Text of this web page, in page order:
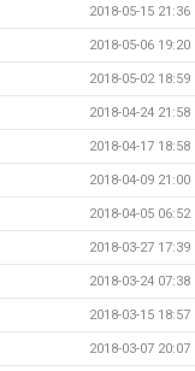
2018-05-15 21:36
2018-05-06 19:20
2018-05-02 18:59
2018-04-24 21:58
2018-04-17 18:58
2018-04-09 21:00
2018-04-05 06:52
2018-03-27 17:39
2018-03-24 07:38
2018-03-15 18:57
2018-03-07 20:07